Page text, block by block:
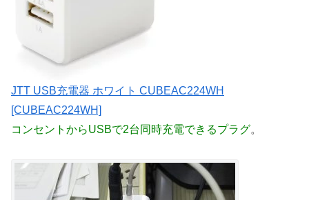
JTT USB充電器 ホワイト CUBEAC224WH
[CUBEAC224WH]
コンセントからUSBで2台同時充電できるプラグ。